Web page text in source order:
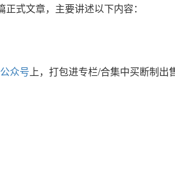
正式文章，主要讲述以下内容：
众号上，打包进专栏/合集中买断制